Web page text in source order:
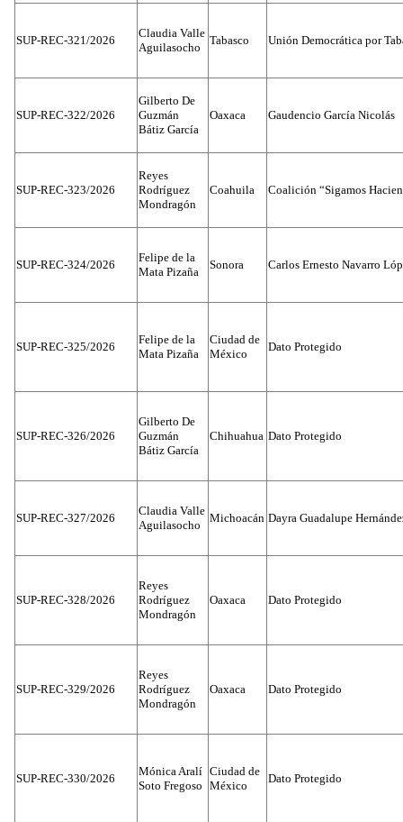
SUP-REC-321/2026
Claudia Valle
Aguilasocho
Tabasco Unión Democrática por
SUP-REC-322/2026
Gilberto De
Guzmán
Bátiz García
Oaxaca Gaudencio García Nicolás
SUP-REC-323/2026
Reyes
Rodríguez
Mondragón
Coahuila Coalición “Sigamos
SUP-REC-324/2026
Felipe de la
Mata Pizaña
Sonora Carlos Ernesto Navarro
SUP-REC-325/2026
Felipe de la
Mata Pizaña
Ciudad de
México
Dato Protegido
SUP-REC-326/2026
Gilberto De
Guzmán
Bátiz García
Chihuahua Dato Protegido
SUP-REC-327/2026
Claudia Valle
Aguilasocho
Michoacán Dayra Guadalupe
SUP-REC-328/2026
Reyes
Rodríguez
Mondragón
Oaxaca Dato Protegido
SUP-REC-329/2026
Reyes
Rodríguez
Mondragón
Oaxaca Dato Protegido
SUP-REC-330/2026
Mónica Aralí
Soto Fregoso
Ciudad de
México
Dato Protegido